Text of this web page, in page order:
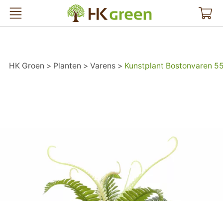
HK Groen
HK Groen Planten Varens Kunstplant Bostonvaren